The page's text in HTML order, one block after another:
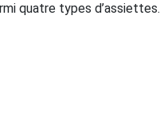
quatre types d’assiettes.